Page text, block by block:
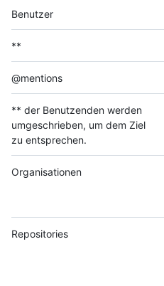
Benutzer
**
@mentions
** der Benutzenden werden
umgeschrieben, um dem Ziel
zu entsprechen.
Organisationen
Repositories